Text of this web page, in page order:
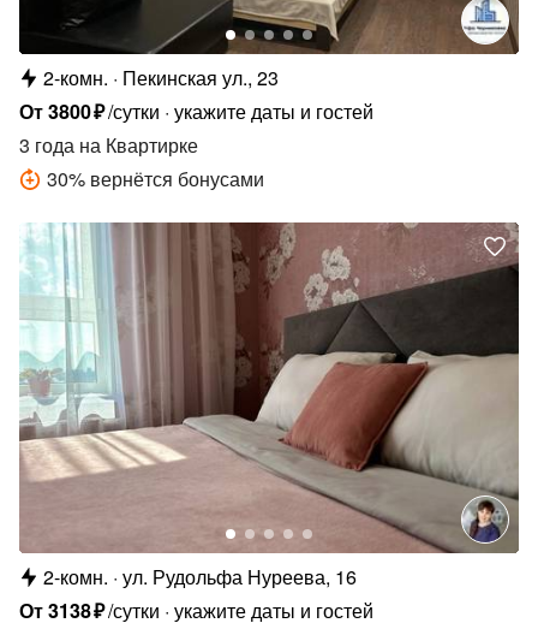
2-комн.
Пекинская ул., 23
От3800₽/сутки укажите даты и гостей
3 года на Квартирке
30% вернётся бонусами
2-комн. ул. Рудольфа Нуреева, 16
От3138₽/сутки укажите даты и гостей